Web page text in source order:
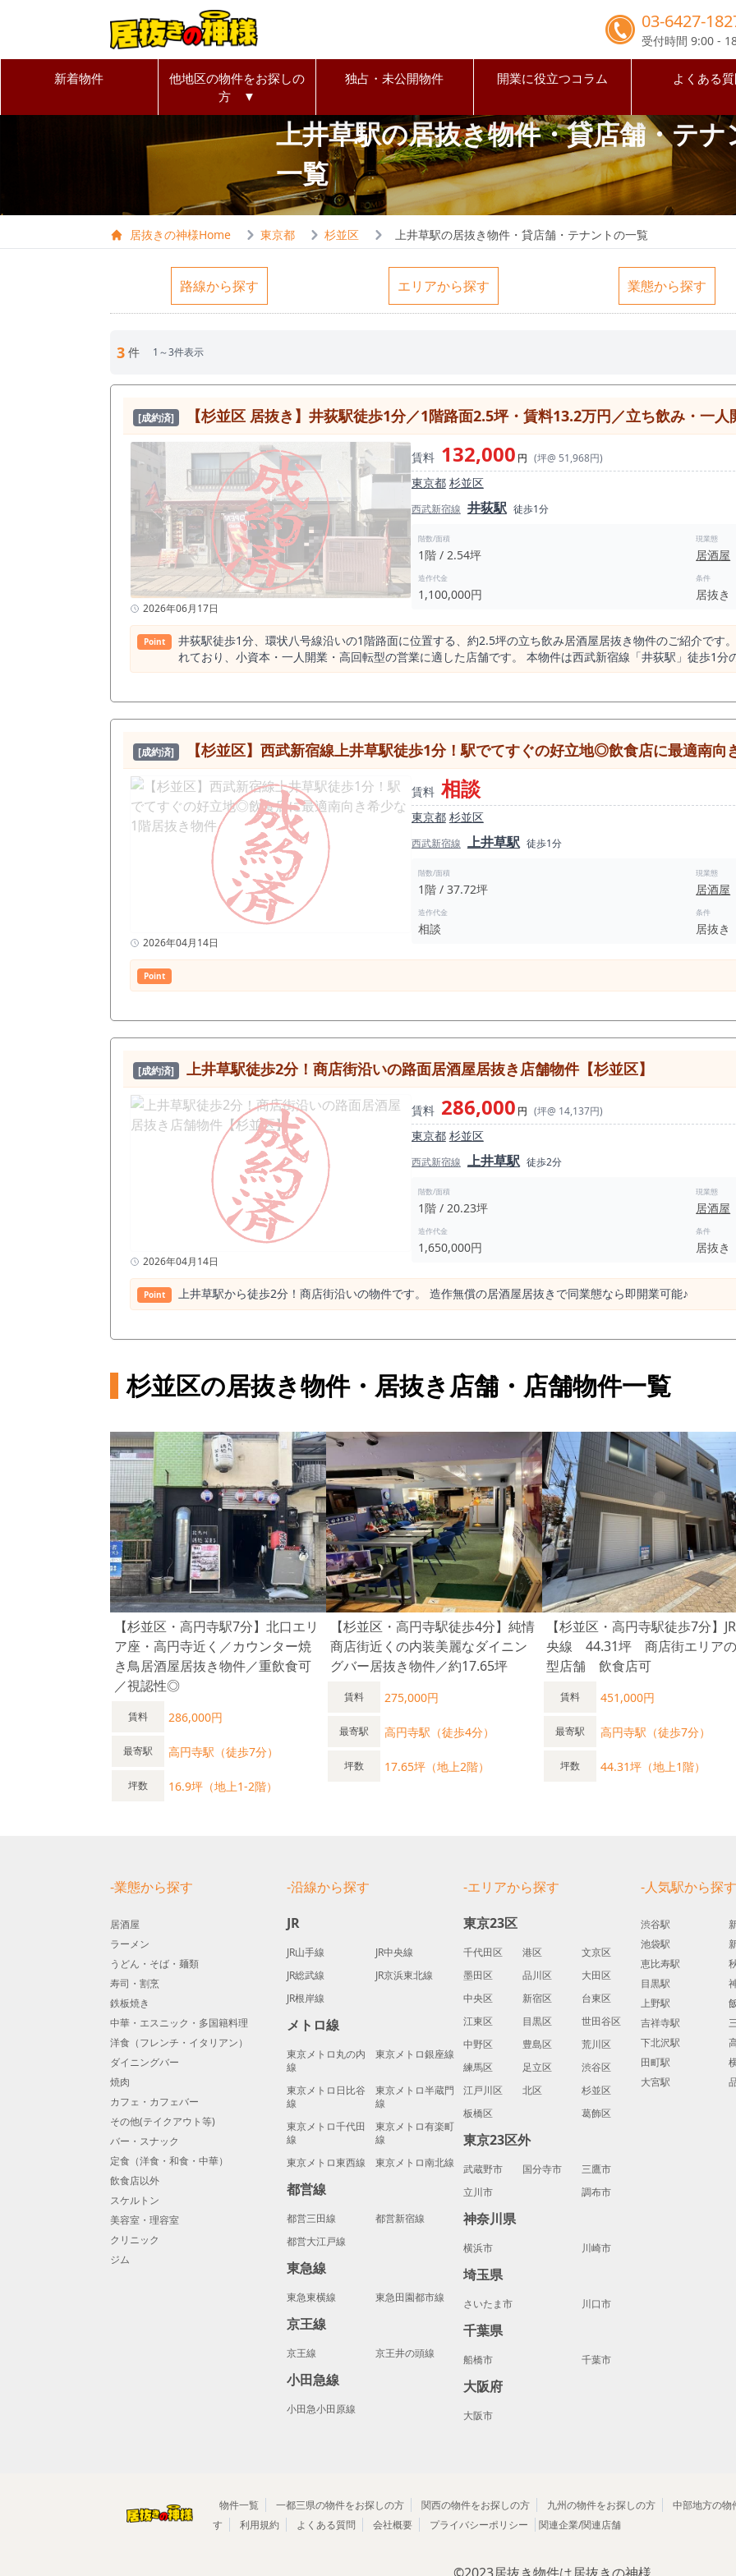
03-6427-
受付時間 9:00 -
新着物件
他地区の物件をお探しの
方 ▼
独占・未公開物件 開業に役立つコラム よくある
上井草駅の居抜き物件・貸店舗・テナ
一覧
居抜きの神様Home 東京都 杉並区 上井草駅の居抜き物件・貸店舗・テナントの一覧
路線から探す エリアから探す 業態から探す
3 件 1～3件表示
[成約済] 【杉並区 居抜き】井荻駅徒歩1分／1階路面2.5坪・賃料13.2万円／立ち飲み・一人開業向け
2026年06月17日
賃料 132,000 円 (坪@ 51,968円)
東京都 杉並区
西武新宿線 井荻駅 徒歩1分
階数/面積
1階 / 2.54坪
現業態
居酒屋
造作代金
1,100,000円
条件
居抜き
Point
井荻駅徒歩1分、環状八号線沿いの1階路面に位置する、約2.5坪の立ち飲み居酒屋居抜き物件のご紹介です
れており、小資本・一人開業・高回転型の営業に適した店舗です。 本物件は西武新宿線「井荻駅」徒歩1分の駅近立地に加え、交通量の多い環八通り沿
いに面しており、通行人からの視認性が確保しやすいポジションです。井荻駅は1日平均約1.7万人が利用
うち居酒屋は13件と、競合は一定数存在するものの過度に密集している環境ではなく、業態やコンセプト
特に本物件のような小規模かつ立ち飲み形式の業態は、回転率と価格設計による売上構築がしやすく、地
■ 約2.5坪というサイズの特徴 本物件は約2.5坪とコンパクトな店舗ですが、この規模だからこそ成立しや
すい ・家賃負担が軽い ・一人、または少人数での運営が可能 ・回転率を高めやすい このように、固定費を抑えながら効率的に運営したい方に適した条
件です。 ■ 立ち飲み業態との相性 本物件は、立ち飲み・軽飲食・テイクアウト併用など、短時間利用を前提とした業態と相性の良いサイズです。特に環
八沿いという立地は、「帰宅途中に立ち寄る」動線が生まれやすく、日常利用を積み重ねた売上構築が期待できます。 ■ 居抜きのため開
現況は居酒屋の居抜きとなっており、 ・厨房設備の活用 ・内装の流用 ・既存レイアウトの利用 が見込め
つ、比較的スムーズな立ち上げが可能です。 ■ 賃料13.2万円というバランス 駅徒歩1分・路面という条件でありながら、賃料13.2万円（税込）という設
定は、固定費のコントロールがしやすい点で魅力があります。 ・損益分岐点を低く設定しやすい ・価格帯
えやすい このような条件は、開業初期のリスク管理において重要なポイントです。 ■ 総評 本物件は、 ・駅徒歩1分 ・路面店 ・コンパクトサイズ（約
2.5坪） ・比較的抑えられた賃料 ・居抜き という、飲食店開業において重要な要素がバランス良く揃った内容です。 特に、 ・まず1店舗目
方 ・一人で運営できる規模から始めたい方 ・固定費を抑えた運営を重視する方 にとって検討しやすい物件と言えます。 このような「
き」の条件は、常に多く出るものではなく、条件が合う場合は検討が進みやすい傾向があります。 内見は無料です。 現地をご確認いただくことで、動
線・視認性・運営イメージが具体化し、判断材料が整理されやすくなります。 少しでも条件に合う場合は、まずは現地をご確認ください。 同様の条件
で探すと、時間がか
[成約済] 【杉並区】西武新宿線上井草駅徒歩1分！駅でてすぐの好立地◎飲食店に最適南向
2026年04月14日
賃料 相談
東京都 杉並区
西武新宿線 上井草駅 徒歩1分
階数/面積
1階 / 37.72坪
現業態
居酒屋
造作代金
相談
条件
居抜き
Point
[成約済] 上井草駅徒歩2分！商店街沿いの路面居酒屋居抜き店舗物件【杉並区】
2026年04月14日
賃料 286,000 円 (坪@ 14,137円)
東京都 杉並区
西武新宿線 上井草駅 徒歩2分
階数/面積
1階 / 20.23坪
現業態
居酒屋
造作代金
1,650,000円
条件
居抜き
Point 上井草駅から徒歩2分！商店街沿いの物件です。 造作無償の居酒屋居抜きで同業態なら即開業可能♪
杉並区の居抜き物件・居抜き店舗・店舗物件一覧
【杉並区・高円寺駅7分】北口エリ
ア座・高円寺近く／カウンター焼
き鳥居酒屋居抜き物件／重飲食可
／視認性◎
賃料 286,000円
最寄駅 高円寺駅（徒歩7分）
坪数 16.9坪（地上1-2階）
【杉並区・高円寺駅徒歩4分】純情
商店街近くの内装美麗なダイニン
グバー居抜き物件／約17.65坪
賃料 275,000円
最寄駅 高円寺駅（徒歩4分）
坪数 17.65坪（地上2階）
【杉並区・高円寺駅徒歩7分】
央線 44.31坪 商店街エリア
型店舗 飲食店可
賃料 451,000円
最寄駅 高円寺駅（徒歩7分）
坪数 44.31坪（地上1階）
-業態から探す
居酒屋
ラーメン
うどん・そば・麺類
寿司・割烹
鉄板焼き
中華・エスニック・多国籍料理
洋食（フレンチ・イタリアン）
ダイニングバー
焼肉
カフェ・カフェバー
その他(テイクアウト等)
バー・スナック
定食（洋食・和食・中華）
飲食店以外
スケルトン
美容室・理容室
クリニック
ジム
-沿線から探す
JR
JR山手線
JR中央線
JR総武線
JR京浜東北線
JR根岸線
メトロ線
東京メトロ丸の内
線
東京メトロ銀座線
東京メトロ日比谷
線
東京メトロ半蔵門
線
東京メトロ千代田
線
東京メトロ有楽町
線
東京メトロ東西線
東京メトロ南北線
都営線
都営三田線
都営新宿線
都営大江戸線
東急線
東急東横線 東急田園都市線
京王線
京王線 京王井の頭線
小田急線
小田急小田原線
-エリアから探す
東京23区
千代田区 港区
文京区
墨田区
品川区
大田区
中央区
新宿区
台東区
江東区
目黒区
世田谷区
中野区
豊島区
荒川区
練馬区
足立区
渋谷区
江戸川区
北区
杉並区
板橋区
葛飾区
東京23区外
武蔵野市 国分寺市
三鷹市
立川市
調布市
神奈川県
横浜市 川崎市
埼玉県
さいたま市 川口市
千葉県
船橋市 千葉市
大阪府
大阪市
-人気駅から探す
渋谷駅
池袋駅
恵比寿駅
目黒駅
上野駅
吉祥寺駅
下北沢駅
田町駅
大宮駅
物件一覧 一都三県の物件をお探しの方 関西の物件をお探しの方 九州の物件をお探しの方
中部地方の物
す
利用規約 よくある質問 会社概要 プライバシーポリシー 関連企業/関連店舗